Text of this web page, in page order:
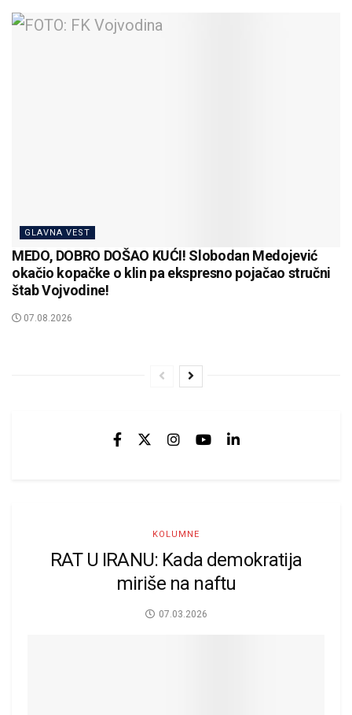
GLAVNA VEST
MEDO, DOBRO DOŠAO KUĆI! Slobodan Medojević
okačio kopačke o klin pa ekspresno pojačao stručni
štab Vojvodine!
07.08.2026
KOLUMNE
RAT U IRANU: Kada demokratija
miriše na naftu
07.03.2026